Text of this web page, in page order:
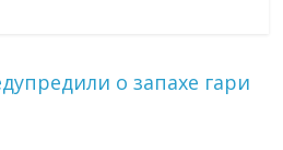
о запахе гари